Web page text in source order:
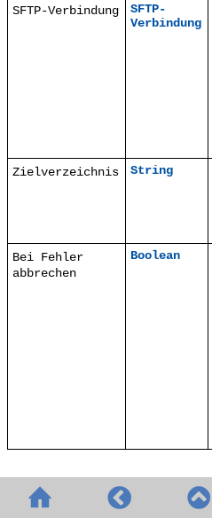
SFTP-Verbindung
SFTP-
Verbindung
Zielverzeichnis String
Bei Fehler
abbrechen
Boolean
© 2020-2026 Altova GmbH